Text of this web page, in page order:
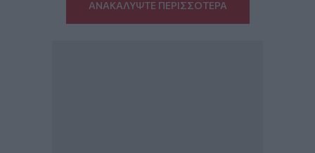
ΑΝΑΚΑΛΥΨΤΕ ΠΕΡΙΣΣΟΤΕΡΑ